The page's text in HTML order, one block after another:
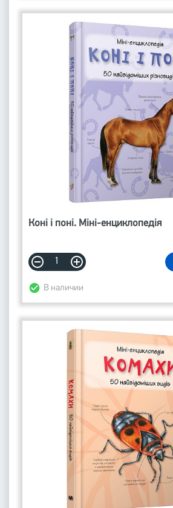
Коні і поні. Міні-енциклопедія
В наличии